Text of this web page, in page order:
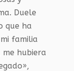
Duele
que ha
familia
me hubiera